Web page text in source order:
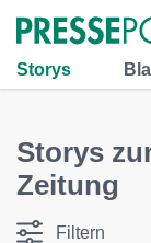
Storys
Storys
Zeitung
Filtern